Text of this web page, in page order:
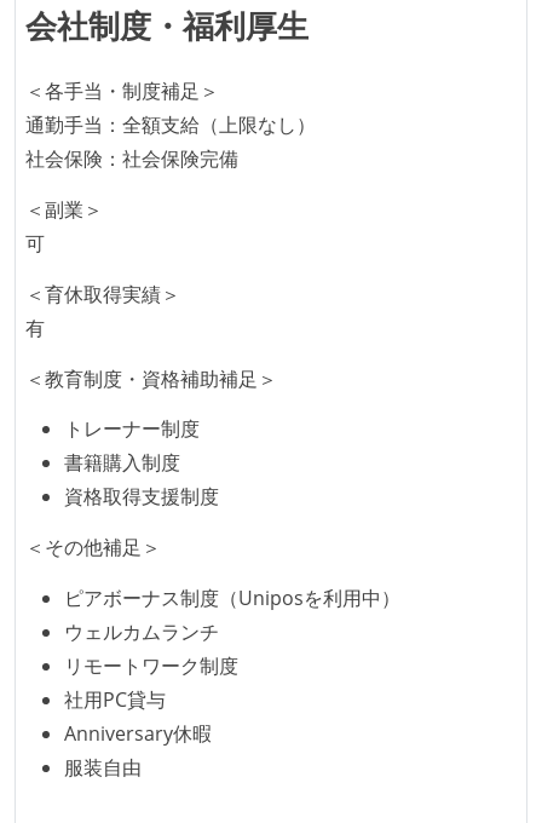
タスクの見積もりは、実装を担当するメンバーが中心
となって行う
全体のスケジュール管理は、途中の成果を随時確認し
ながら、納期または盛り込む機能を柔軟に調整する形
で行う
成技術は、基本的に最新版より1年以上ビハインドし
コード品質向上のための取り組み
ーまたはペアプログラミングを実施している
「リファクタリングは随時行われるべき」という価値
観をメンバー全員が共有しており、日常的に実施して
いる
認できるようにしている
テストの実施度
ほとんどのプロダクトコードに単体テストを記述、実
施している
ほとんどの機能に受け入れテストを記述、実施してい
会社制度・福利厚生
＜各手当・制度補足＞
通勤手当：全額支給（上限なし）
社会保険：社会保険完備
＜副業＞
可
＜育休取得実績＞
有
＜教育制度・資格補助補足＞
トレーナー制度
書籍購入制度
資格取得支援制度
＜その他補足＞
ピアボーナス制度（Uniposを利用中）
ウェルカムランチ
リモートワーク制度
社用PC貸与
Anniversary休暇
服装自由